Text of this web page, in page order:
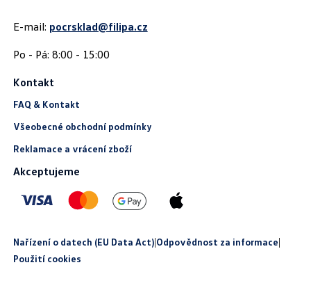
E-mail: pocrsklad@filipa.cz
Kontakt
FAQ & Kontakt
Všeobecné obchodní podmínky
Reklamace a vrácení zboží
Akceptujeme
Nařízení o datech (EU Data Act)|Odpovědnost za informace|
Použití cookies